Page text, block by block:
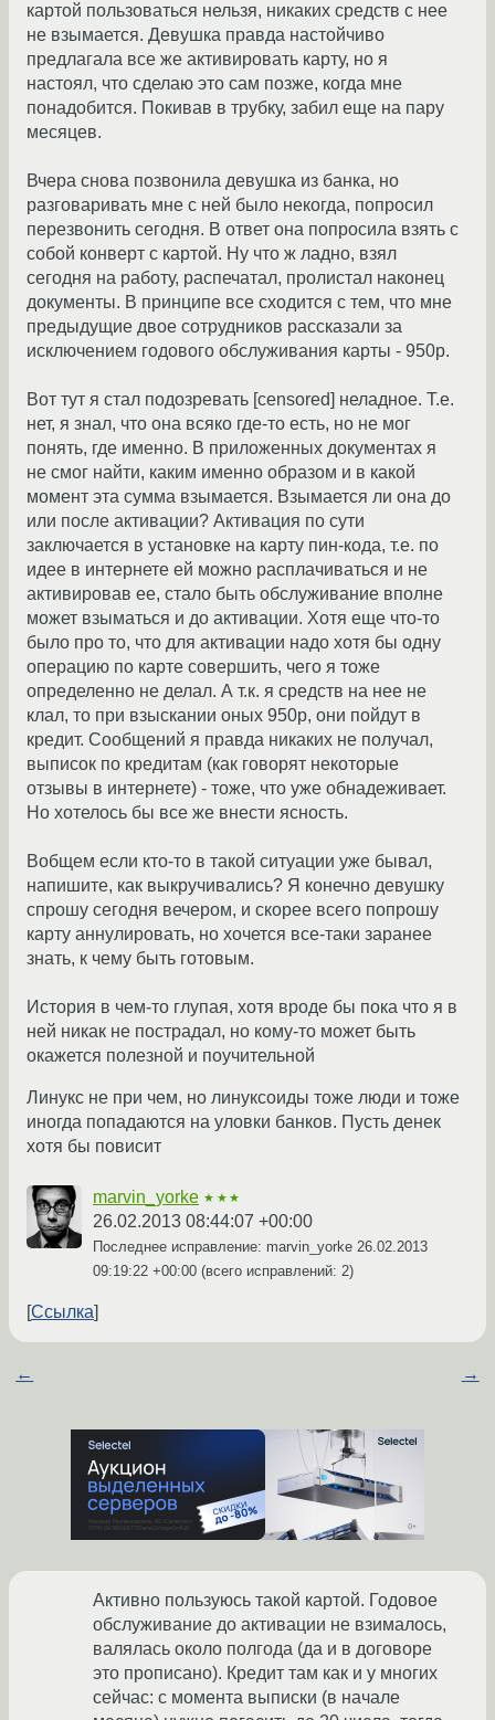
картой пользоваться нельзя, никаких средств с нее
не взымается. Девушка правда настойчиво
предлагала все же активировать карту, но я
настоял, что сделаю это сам позже, когда мне
понадобится. Покивав в трубку, забил еще на пару
месяцев.
Вчера снова позвонила девушка из банка, но
разговаривать мне с ней было некогда, попросил
перезвонить сегодня. В ответ она попросила взять с
собой конверт с картой. Ну что ж ладно, взял
сегодня на работу, распечатал, пролистал наконец
документы. В принципе все сходится с тем, что мне
предыдущие двое сотрудников рассказали за
исключением годового обслуживания карты - 950р.
Вот тут я стал подозревать [censored] неладное. Т.е.
нет, я знал, что она всяко где-то есть, но не мог
понять, где именно. В приложенных документах я
не смог найти, каким именно образом и в какой
момент эта сумма взымается. Взымается ли она до
или после активации? Активация по сути
заключается в установке на карту пин-кода, т.е. по
идее в интернете ей можно расплачиваться и не
активировав ее, стало быть обслуживание вполне
может взыматься и до активации. Хотя еще что-то
было про то, что для активации надо хотя бы одну
операцию по карте совершить, чего я тоже
определенно не делал. А т.к. я средств на нее не
клал, то при взыскании оных 950р, они пойдут в
кредит. Сообщений я правда никаких не получал,
выписок по кредитам (как говорят некоторые
отзывы в интернете) - тоже, что уже обнадеживает.
Но хотелось бы все же внести ясность.
Вобщем если кто-то в такой ситуации уже бывал,
напишите, как выкручивались? Я конечно девушку
спрошу сегодня вечером, и скорее всего попрошу
карту аннулировать, но хочется все-таки заранее
знать, к чему быть готовым.
История в чем-то глупая, хотя вроде бы пока что я в
ней никак не пострадал, но кому-то может быть
окажется полезной и поучительной
Линукс не при чем, но линуксоиды тоже люди и тоже
иногда попадаются на уловки банков. Пусть денек
хотя бы повисит
marvin_yorke ★★★
26.02.2013 08:44:07 +00:00
Последнее исправление: marvin_yorke 26.02.2013
09:19:22 +00:00 (всего исправлений: 2)
Ссылка
← →
Активно пользуюсь такой картой. Годовое
обслуживание до активации не взималось,
валялась около полгода (да и в договоре
это прописано). Кредит там как и у многих
сейчас: с момента выписки (в начале